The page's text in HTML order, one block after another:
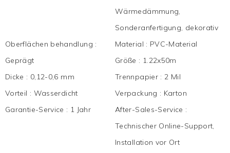
Wärmedämmung,
Sonderanfertigung, dekorativ
Oberflächen behandlung :
Geprägt
Material : PVC-Material
Größe : 1.22x50m
Dicke : 0,12-0,6 mm Trennpapier : 2 Mil
Vorteil : Wasserdicht Verpackung : Karton
Garantie-Service : 1 Jahr After-Sales-Service :
Technischer Online-Support,
Installation vor Ort